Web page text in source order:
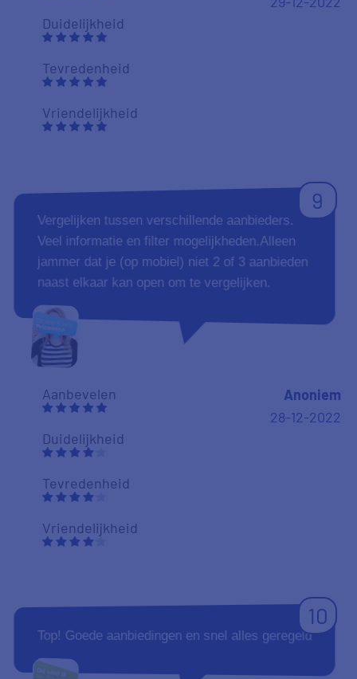
Duidelijkheid
Tevredenheid
Vriendelijkheid
9
Vergelijken tussen verschillende aanbieders.
Veel informatie en filter mogelijkheden.Alleen
jammer dat je (op mobiel) niet 2 of 3 aanbieden
naast elkaar kan open om te vergelijken.
Aanbevelen
Duidelijkheid
Tevredenheid
Vriendelijkheid
Anoniem
28-12-2022
10
Top! Goede aanbiedingen en snel alles geregeld